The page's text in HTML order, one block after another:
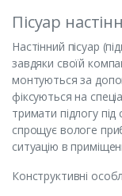
Пісуар
Настінний пісуар
завдяки своїй
монтуються за
фіксуються на
тримати підлогу
спрощує вологе
ситуацію в
Конструктивні